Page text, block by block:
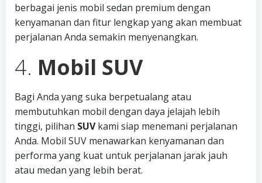
berbagai jenis mobil sedan premium dengan
kenyamanan dan fitur lengkap yang akan membuat
perjalanan Anda semakin menyenangkan.
4. Mobil SUV
Bagi Anda yang suka berpetualang atau
membutuhkan mobil dengan daya jelajah lebih
tinggi, pilihan SUVkami siap menemani perjalanan
Anda. Mobil SUV menawarkan kenyamanan dan
performa yang kuat untuk perjalanan jarak jauh
atau medan yang lebih berat.